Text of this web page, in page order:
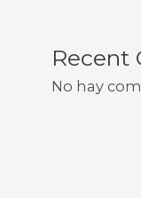
Recent
No hay